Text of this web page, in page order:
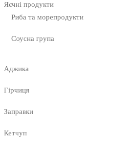
Яєчні продукти
Риба та морепродукти
Соусна група
Аджика
Гірчиця
Заправки
Кетчуп